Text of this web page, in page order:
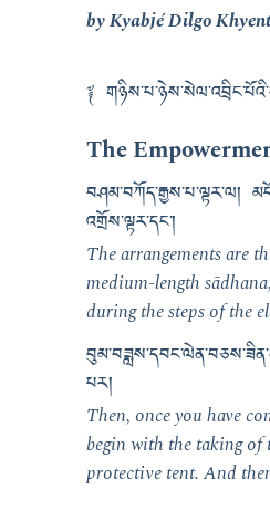
by Kyabjé Dilgo
༈
The
བཤམ་བཀོད་རྒྱས་པ་ལྟར་ལ།
འགྲོས་ལྟར་དང༌།
The arrangements are
medium-length
during the steps of the
པར།
Then, once you have
begin with the taking of
protective tent. And